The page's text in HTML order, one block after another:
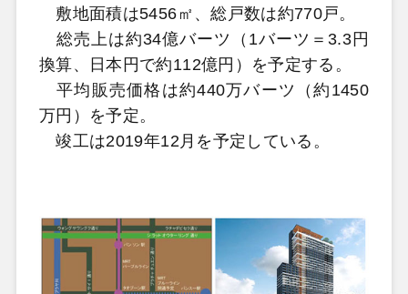
敷地面積は5456㎡、総戸数は約770戸。
総売上は約34億バーツ（1バーツ＝3.3円
換算、日本円で約112億円）を予定する。
平均販売価格は約440万バーツ（約1450
万円）を予定。
竣工は2019年12月を予定している。